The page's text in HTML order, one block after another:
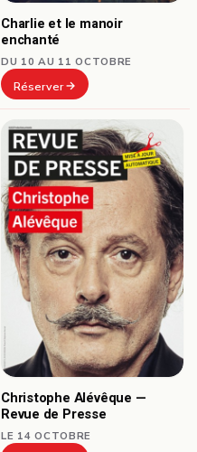
Charlie et le manoir
enchanté
DU 10 AU 11 OCTOBRE
Réserver
Christophe Alévêque —
Revue de Presse
LE 14 OCTOBRE